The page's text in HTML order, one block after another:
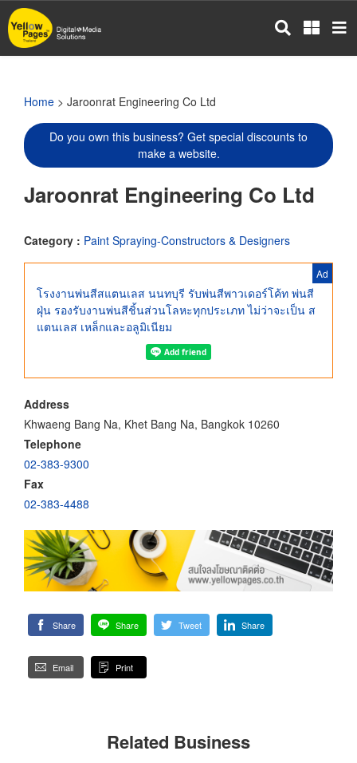
Skip
to
main
Home > Jaroonrat Engineering Co Ltd
Do you own this business? Get special discounts to
make a website.
Jaroonrat Engineering Co Ltd
Category : Paint Spraying-Constructors & Designers
Ad
โรงงานพ่นสีสแตนเลส นนทบุรี รับพ่นสีพาวเดอร์โค้ท พ่นสี
ฝุ่น รองรับงานพ่นสีชิ้นส่วนโลหะทุกประเภท ไม่ว่าจะเป็น ส
แตนเลส เหล็กและอลูมิเนียม
Address
Khwaeng Bang Na, Khet Bang Na, Bangkok 10260
Telephone
02-383-9300
Fax
02-383-4488
Share Share Tweet Share
Email Print
Related Business